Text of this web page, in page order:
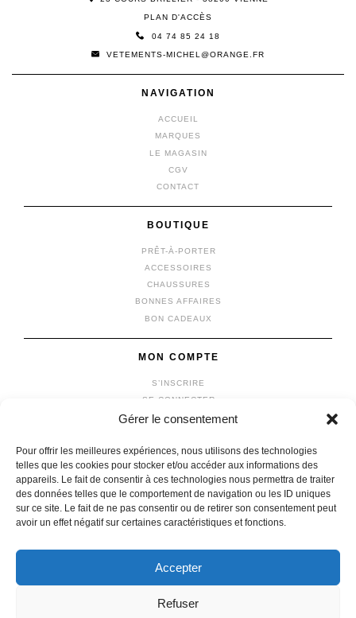
Gérer le consentement
Pour offrir les meilleures expériences, nous utilisons des technologies
telles que les cookies pour stocker et/ou accéder aux informations des
appareils. Le fait de consentir à ces technologies nous permettra de traiter
des données telles que le comportement de navigation ou les ID uniques
sur ce site. Le fait de ne pas consentir ou de retirer son consentement peut
avoir un effet négatif sur certaines caractéristiques et fonctions.
Accepter
Refuser
PLAN D'ACCÈS
04 74 85 24 18
VETEMENTS-MICHEL@ORANGE.FR
NAVIGATION
ACCUEIL
MARQUES
LE MAGASIN
CGV
CONTACT
BOUTIQUE
PRÊT-À-PORTER
ACCESSOIRES
CHAUSSURES
BONNES AFFAIRES
BON CADEAUX
MON COMPTE
S’INSCRIRE
SE CONNECTER
MON COMPTE
MON PANIER